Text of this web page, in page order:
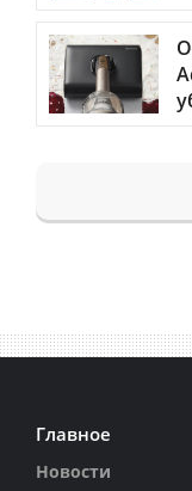
Главное
Новости